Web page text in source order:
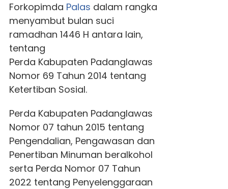
Forkopimda Palas dalam rangka
menyambut bulan suci
ramadhan 1446 H antara lain,
tentang
Perda Kabupaten Padanglawas
Nomor 69 Tahun 2014 tentang
Ketertiban Sosial.
Perda Kabupaten Padanglawas
Nomor 07 tahun 2015 tentang
Pengendalian, Pengawasan dan
Penertiban Minuman beralkohol
serta Perda Nomor 07 Tahun
2022 tentang Penyelenggaraan